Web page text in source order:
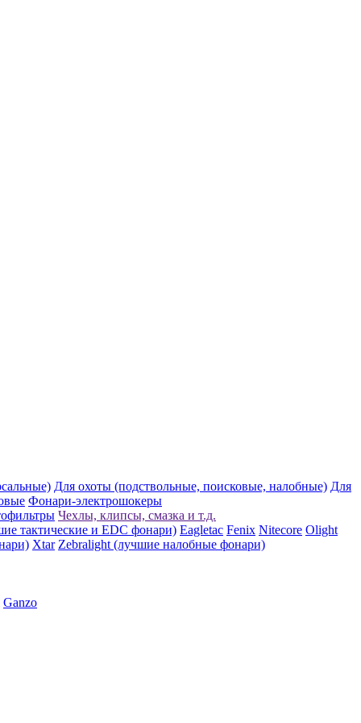
Для охоты (подствольные, поисковые, налобные) Для
Фонари-электрошокеры
Чехлы, клипсы, смазка и т.д.
тактические и EDC фонари) Eagletac Fenix Nitecore Olight
Xtar Zebralight (лучшие налобные фонари)
Ganzo